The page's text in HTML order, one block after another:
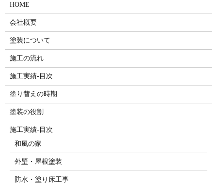
HOME
会社概要
塗装について
施工の流れ
施工実績-目次
塗り替えの時期
塗装の役割
施工実績-目次
和風の家
外壁・屋根塗装
防水・塗り床工事